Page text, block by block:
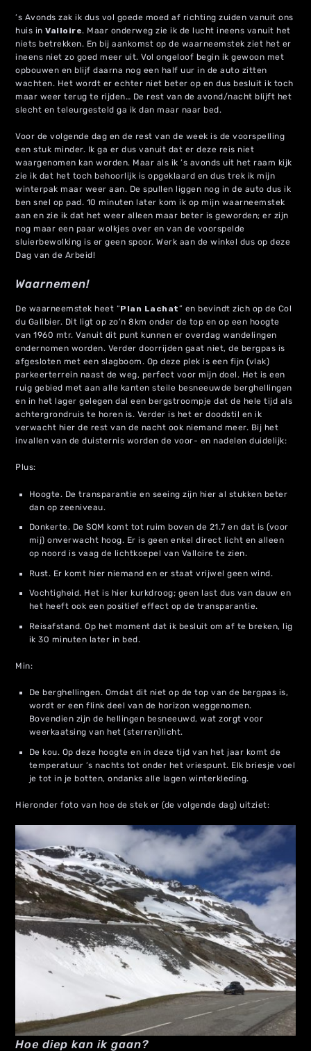
’s Avonds zak ik dus vol goede moed af richting zuiden vanuit ons
huis inValloire. Maar onderweg zie ik de lucht ineens vanuit het
niets betrekken. En bij aankomst op de waarneemstek ziet het er
ineens niet zo goed meer uit. Vol ongeloof begin ik gewoon met
opbouwen en blijf daarna nog een half uur in de auto zitten
wachten. Het wordt er echter niet beter op en dus besluit ik toch
maar weer terug te rijden… De rest van de avond/nacht blijft het
slecht en teleurgesteld ga ik dan maar naar bed.
Voor de volgende dag en de rest van de week is de voorspelling
een stuk minder. Ik ga er dus vanuit dat er deze reis niet
waargenomen kan worden. Maar als ik ’s avonds uit het raam kijk
zie ik dat het toch behoorlijk is opgeklaard en dus trek ik mijn
winterpak maar weer aan. De spullen liggen nog in de auto dus ik
ben snel op pad. 10 minuten later kom ik op mijn waarneemstek
aan en zie ik dat het weer alleen maar beter is geworden; er zijn
nog maar een paar wolkjes over en van de voorspelde
sluierbewolking is er geen spoor. Werk aan de winkel dus op deze
Dag van de Arbeid!
Waarnemen!
De waarneemstek heet “Plan Lachat” en bevindt zich op de Col
du Galibier. Dit ligt op zo’n 8km onder de top en op een hoogte
van 1960 mtr. Vanuit dit punt kunnen er overdag wandelingen
ondernomen worden. Verder doorrijden gaat niet, de bergpas is
afgesloten met een slagboom. Op deze plek is een fijn (vlak)
parkeerterrein naast de weg, perfect voor mijn doel. Het is een
ruig gebied met aan alle kanten steile besneeuwde berghellingen
en in het lager gelegen dal een bergstroompje dat de hele tijd als
achtergrondruis te horen is. Verder is het er doodstil en ik
verwacht hier de rest van de nacht ook niemand meer. Bij het
invallen van de duisternis worden de voor- en nadelen duidelijk:
Plus:
Hoogte. De transparantie en seeing zijn hier al stukken beter
dan op zeeniveau.
Donkerte. De SQM komt tot ruim boven de 21.7 en dat is (voor
mij) onverwacht hoog. Er is geen enkel direct licht en alleen
op noord is vaag de lichtkoepel van Valloire te zien.
Rust. Er komt hier niemand en er staat vrijwel geen wind.
Vochtigheid. Het is hier kurkdroog; geen last dus van dauw en
het heeft ook een positief effect op de transparantie.
Reisafstand. Op het moment dat ik besluit om af te breken, lig
ik 30 minuten later in bed.
Min:
De berghellingen. Omdat dit niet op de top van de bergpas is,
wordt er een flink deel van de horizon weggenomen.
Bovendien zijn de hellingen besneeuwd, wat zorgt voor
weerkaatsing van het (sterren)licht.
De kou. Op deze hoogte en in deze tijd van het jaar komt de
temperatuur ’s nachts tot onder het vriespunt. Elk briesje voel
je tot in je botten, ondanks alle lagen winterkleding.
Hieronder foto van hoe de stek er (de volgende dag) uitziet:
Hoe diep kan ik gaan?